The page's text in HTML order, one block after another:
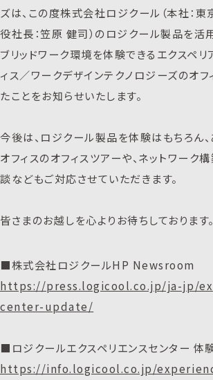
ズは、この度株式会社ロジクール（本社：
役社長：笠原 健司）のロジクール製品を活
ブリッドワーク環境を体験できるエクスペリ
ィス／ワークデザインテクノロジーズのオ
たことをお知らせいたします。
今後は、ロジクール製品を体験はもちろん
オフィスのオフィスツアーや、ネットワーク
談などもご対応させていただきます。
皆さまのお越しを心よりお待ちしております。
■株式会社ロジクールHP Newsroom
https://press.logicool.co.jp/ja-jp/
center-update/
■ロジクールエクスペリエンスセンター 体
https://info.logicool.co.jp/